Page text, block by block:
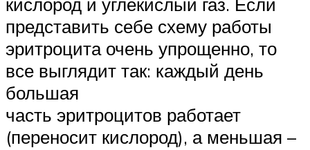
представить себе схему работы
эритроцита очень упрощенно, то
все выглядит так: каждый день
большая
часть эритроцитов работает
(переносит кислород), а меньшая –